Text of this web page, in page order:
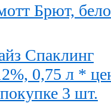
Брют,
Спаклинг
0,75 л *
3 шт.